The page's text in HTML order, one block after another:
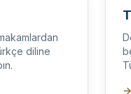
diline
→